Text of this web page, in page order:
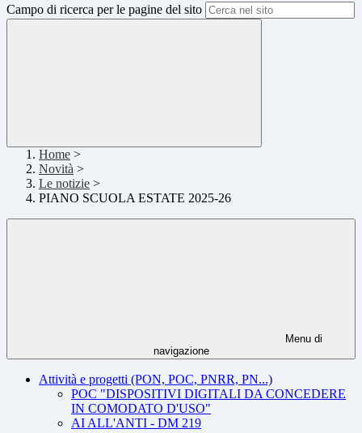
Campo di ricerca per le pagine del sito
Home >
Novità >
Le notizie >
PIANO SCUOLA ESTATE 2025-26
Menu di
navigazione
Attività e progetti (PON, POC, PNRR, PN...)
POC "DISPOSITIVI DIGITALI DA CONCEDERE
IN COMODATO D'USO"
AI ALL'ANTI - DM 219